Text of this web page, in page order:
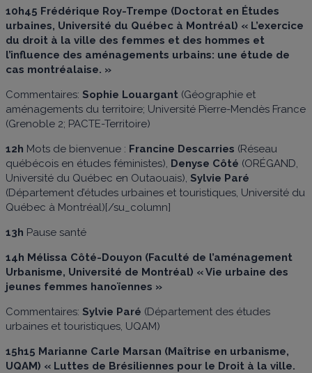
10h45 Frédérique Roy-Trempe (Doctorat en Études
urbaines, Université du Québec à Montréal) « L’exercice
du droit à la ville des femmes et des hommes et
l’influence des aménagements urbains: une étude de
cas montréalaise. »
Commentaires: Sophie Louargant (Géographie et
aménagements du territoire; Université Pierre-Mendès France
(Grenoble 2; PACTE-Territoire)
12h Mots de bienvenue : Francine Descarries (Réseau
québécois en études féministes), Denyse Côté (ORÉGAND,
Université du Québec en Outaouais), Sylvie Paré
(Département d’études urbaines et touristiques, Université du
Québec à Montréal)[/su_column]
13h Pause santé
14h Mélissa Côté-Douyon (Faculté de l’aménagement
Urbanisme, Université de Montréal) « Vie urbaine des
jeunes femmes hanoïennes »
Commentaires: Sylvie Paré (Département des études
urbaines et touristiques, UQAM)
15h15 Marianne Carle Marsan (Maîtrise en urbanisme,
UQAM) « Luttes de Brésiliennes pour le Droit à la ville.